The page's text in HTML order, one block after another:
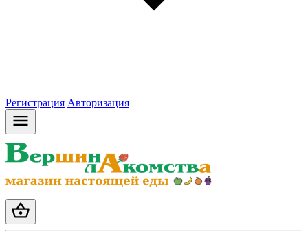
Регистрация Авторизация